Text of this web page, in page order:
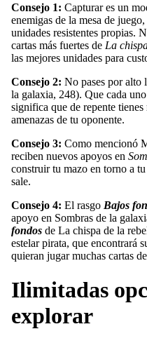
Consejo 1: Capturar es un
enemigas de la mesa de
unidades resistentes propias.
cartas más fuertes de La
las mejores unidades para
Consejo 2: No pases por alto
la galaxia, 248). Que cada
significa que de repente tienes
amenazas de tu oponente.
Consejo 3: Como mencionó
reciben nuevos apoyos en
construir tu mazo en torno a
sale.
Consejo 4: El rasgo Bajos
apoyo en Sombras de la
fondos de La chispa de la
estelar pirata, que encontrará
quieran jugar muchas cartas de
Ilimitadas
explorar